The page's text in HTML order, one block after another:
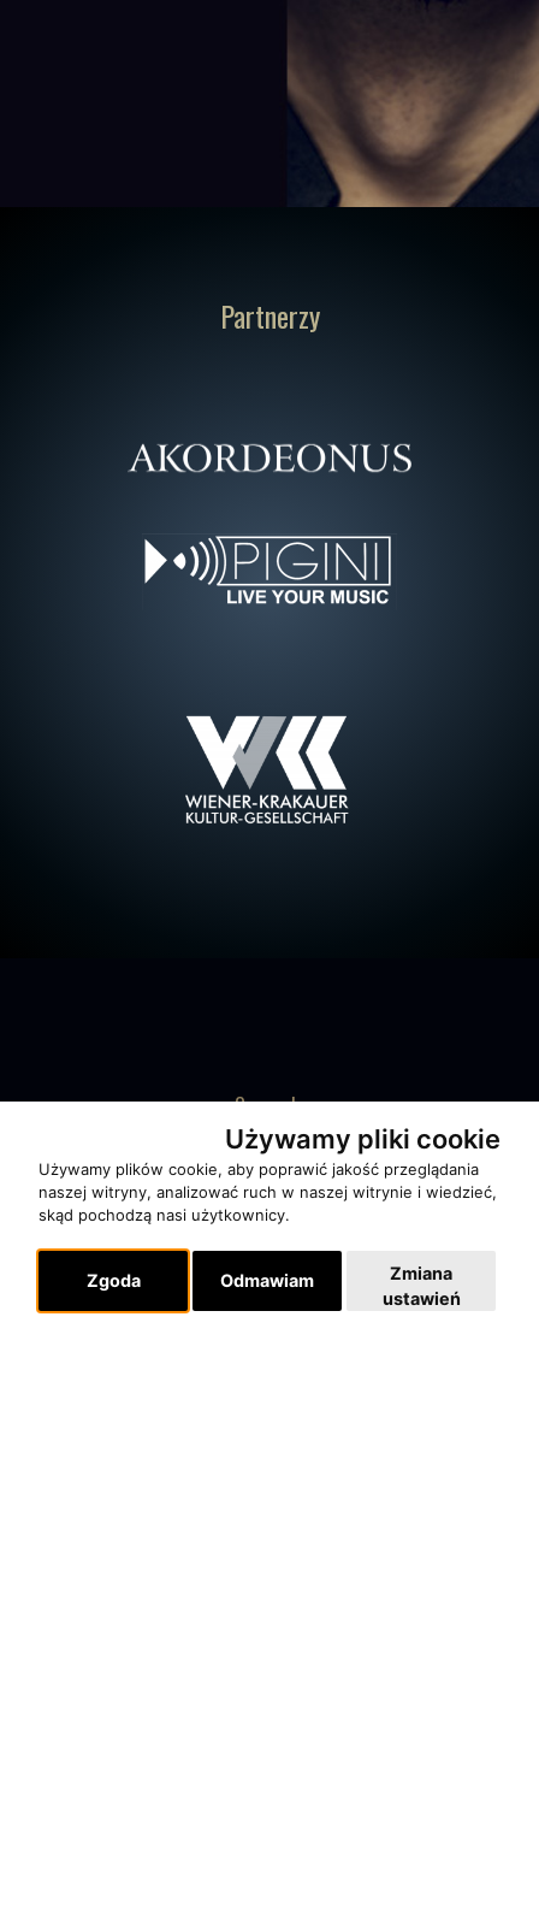
Używamy pliki cookie
Używamy plików cookie, aby poprawić jakość przeglądania
naszej witryny, analizować ruch w naszej witrynie i wiedzieć,
skąd pochodzą nasi użytkownicy.
Zgoda Odmawiam
Zmiana
ustawień
Partnerzy
O zespole
MUZYKA I NUTY
NAGRODY
RECENZJE
Pomoc
KONTAKT